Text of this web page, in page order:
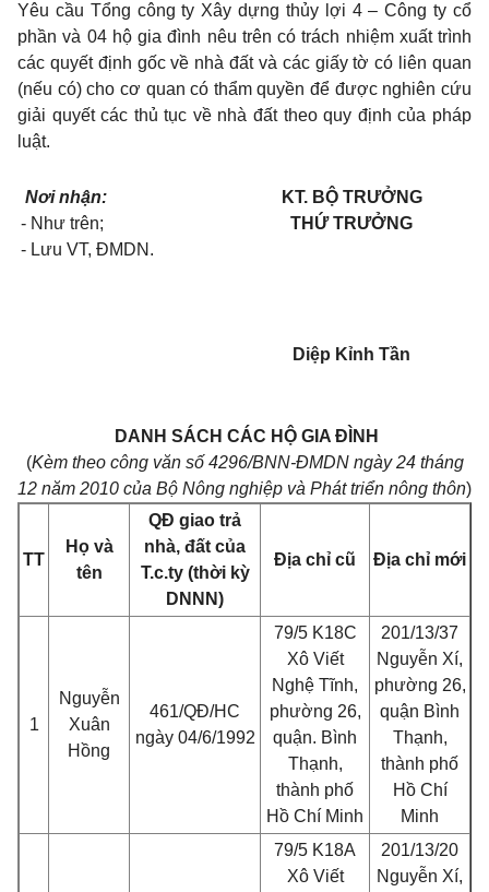
Yêu cầu Tổng công ty Xây dựng thủy lợi 4 – Công ty cổ
phần và 04 hộ gia đình nêu trên có trách nhiệm xuất trình
các quyết định gốc về nhà đất và các giấy tờ có liên quan
(nếu có) cho cơ quan có thẩm quyền để được nghiên cứu
giải quyết các thủ tục về nhà đất theo quy định của pháp
luật.
Nơi nhận:
- Như trên;
- Lưu VT, ĐMDN.
KT. BỘ TRƯỞNG
THỨ TRƯỞNG
Diệp Kỉnh Tần
DANH SÁCH CÁC HỘ GIA ĐÌNH
(Kèm theo công văn số 4296/BNN-ĐMDN ngày 24 tháng
12 năm 2010 của Bộ Nông nghiệp và Phát triển nông thôn)
TT
Họ và
tên
QĐ giao trả
nhà, đất của
T.c.ty (thời kỳ
DNNN)
Địa chỉ cũ Địa chỉ mới
1
Nguyễn
Xuân
Hồng
461/QĐ/HC
ngày 04/6/1992
79/5 K18C
Xô Viết
Nghệ Tĩnh,
phường 26,
quận. Bình
Thạnh,
thành phố
Hồ Chí Minh
201/13/37
Nguyễn Xí,
phường 26,
quận Bình
Thạnh,
thành phố
Hồ Chí
Minh
79/5 K18A
Xô Viết
201/13/20
Nguyễn Xí,